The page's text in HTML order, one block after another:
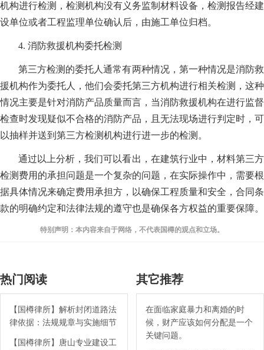
机构进行检测，检测机构没有义务监制材料设备，检测报告经建
设单位或者工程监理单位确认后，由施工单位归档。
4. 消防救援机构委托检测
第三方检测的委托人通常有两种情况，第一种情况是消防救
援机构作为委托人，他们会委托第三方机构进行相关检测，这种
情况主要是针对消防产品质量而言，当消防救援机构在进行监督
检查时发现疑似不合格的消防产品，且无法现场进行判定时，可
以抽样并送到第三方检测机构进行进一步的检测。
通过以上分析，我们可以看出，在建筑行业中，材料第三方
检测费用的承担问题是一个复杂的问题，在实际操作中，需要根
据具体情况来确定费用承担方，以确保工程质量和安全，合同条
款的明确约定和法律法规的遵守也是确保各方权益的重要保障。
特别声明：本内容来自于网络，不代表国樽的观点和立场。
热门阅读
【国樽律所】解析封闭道路法
律依据：法规规章与实施细节
【国樽律所】唐山专业建设工
其它推荐
在面临家庭暴力和离婚的时
候，财产应该如何分配是一个
关键问题。